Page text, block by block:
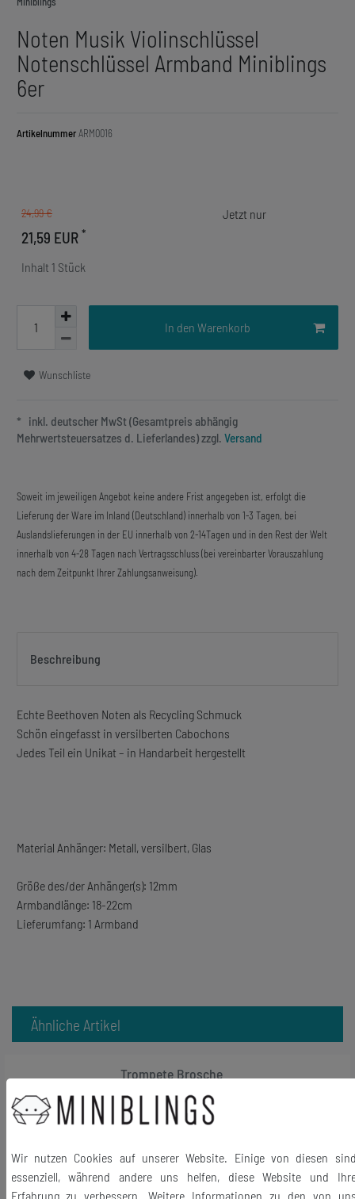
Noten Musik Violinschlüssel
Notenschlüssel Armband Miniblings
6er
ArtikelnummerARM0016
24,99 €
21,59 EUR *
Inhalt 1 Stück
In den Warenkorb
Wunschliste
* inkl. deutscher MwSt (Gesamtpreis abhängig
Mehrwertsteuersatzes d. Lieferlandes) zzgl. Versand
Soweit im jeweiligen Angebot keine andere Frist angegeben ist, erfolgt die
Lieferung der Ware im Inland (Deutschland) innerhalb von 1-3 Tagen, bei
Auslandslieferungen in der EU innerhalb von 2-14Tagen und in den Rest der Welt
innerhalb von 4-28 Tagen nach Vertragsschluss (bei vereinbarter Vorauszahlung
nach dem Zeitpunkt Ihrer Zahlungsanweisung).
Beschreibung
Echte Beethoven Noten als Recycling Schmuck
Schön eingefasst in versilberten Cabochons
Jedes Teil ein Unikat – in Handarbeit hergestellt
Material Anhänger: Metall, versilbert, Glas
Größe des/der Anhänger(s): 12mm
Armbandlänge: 18-22cm
Lieferumfang: 1 Armband
Ähnliche Artikel
Trompete Brosche
Trompetenbrosche Miniblings Pin
Anstecker Trompeter vergold BOX
In den Warenkorb
Wir nutzen Cookies auf unserer Website. Einige von diesen
essenziell, während andere uns helfen, diese Website und
Erfahrung zu verbessern. Weitere Informationen zu den von